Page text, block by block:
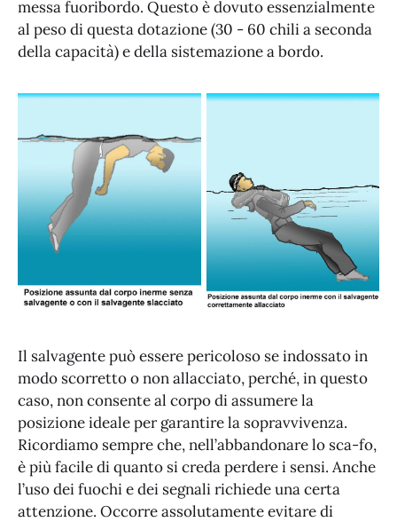
messa fuoribordo. Questo è dovuto essenzialmente
al peso di questa dotazione (30 - 60 chili a seconda
della capacità) e della sistemazione a bordo.
Il salvagente può essere pericoloso se indossato in
modo scorretto o non allacciato, perché, in questo
caso, non consente al corpo di assumere la
posizione ideale per garantire la sopravvivenza.
Ricordiamo sempre che, nell’abbandonare lo sca-fo,
è più facile di quanto si creda perdere i sensi. Anche
l’uso dei fuochi e dei segnali richiede una certa
attenzione. Occorre assolutamente evitare di